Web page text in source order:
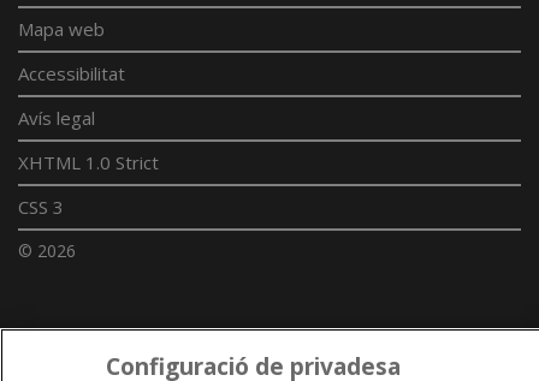
Mapa web
Accessibilitat
Avís legal
XHTML 1.0 Strict
CSS 3
© 2026
Configuració de privadesa